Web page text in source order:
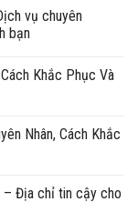
vụ chuyên
bạn
Khắc Phục Và
Nhân, Cách Khắc
– Địa chỉ tin cậy cho